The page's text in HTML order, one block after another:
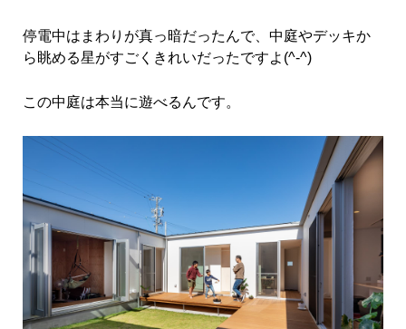
停電中はまわりが真っ暗だったんで、中庭やデッキか
ら眺める星がすごくきれいだったですよ(^-^)
この中庭は本当に遊べるんです。